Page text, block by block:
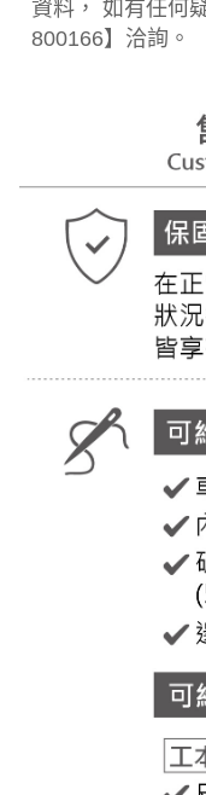
資料， 如有任何
800166】洽詢。